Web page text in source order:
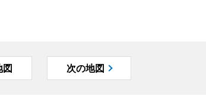
図 次の地図